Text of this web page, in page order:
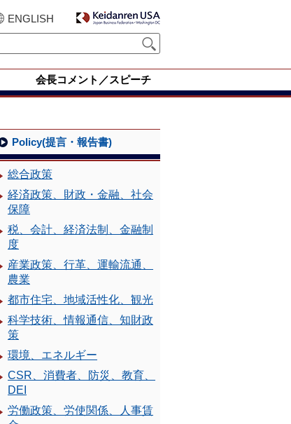
ENGLISH
会長コメント／スピーチ
Policy(提言・報告書)
総合政策
経済政策、財政・金融、社会
保障
税、会計、経済法制、金融制
度
産業政策、行革、運輸流通、
農業
都市住宅、地域活性化、観光
科学技術、情報通信、知財政
策
環境、エネルギー
CSR、消費者、防災、教育、
DEI
労働政策、労使関係、人事賃